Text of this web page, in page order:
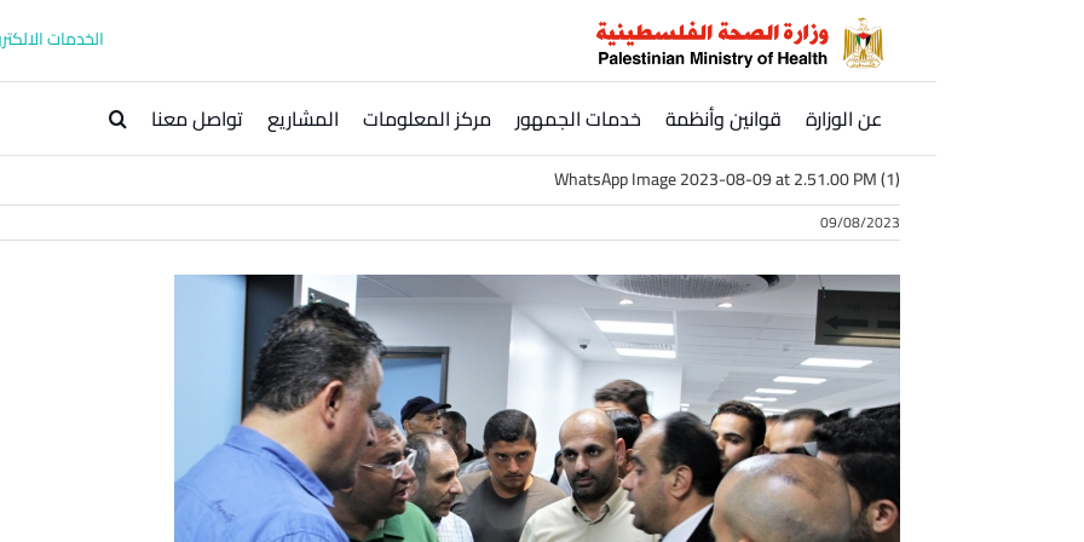
الخدمات
عن الوزارة قوانين وأنظمة خدمات الجمهور مركز المعلومات المشاريع تواصل معنا
WhatsApp Image 2023-08-09 at 2.51.00 PM (1)
09/08/2023